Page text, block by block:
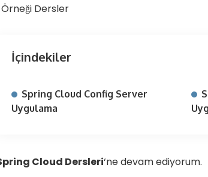
İçindekiler
Spring Cloud Config Server
Uygulama
Cloud Dersleri‘ne devam ediyorum.